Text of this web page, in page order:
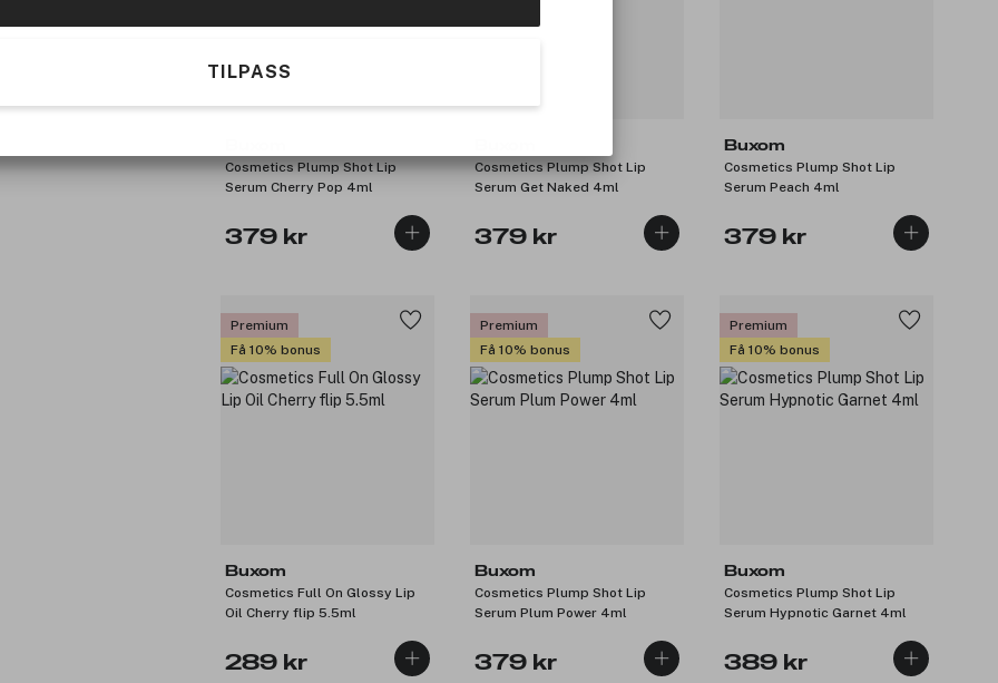
TILPASS
Cosmetics Plump Shot Lip
Serum Cherry Pop 4ml
379 kr
Cosmetics Plump Shot Lip
Serum Get Naked 4ml
379 kr
Buxom
Cosmetics Plump Shot Lip
Serum Peach 4ml
379 kr
Premium
Få 10% bonus
Buxom
Cosmetics Full On Glossy Lip
Oil Cherry flip 5.5ml
289 kr
Premium
Få 10% bonus
Buxom
Cosmetics Plump Shot Lip
Serum Plum Power 4ml
379 kr
Premium
Få 10% bonus
Buxom
Cosmetics Plump Shot Lip
Serum Hypnotic Garnet 4ml
389 kr